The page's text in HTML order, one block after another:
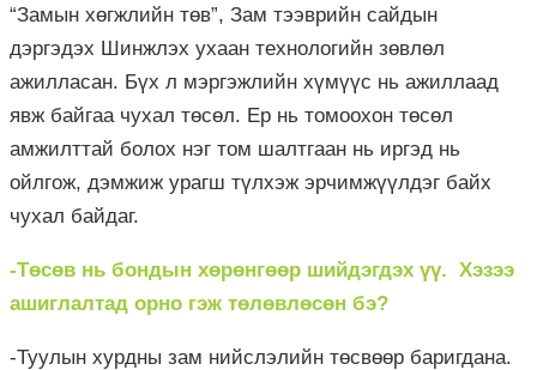
“Замын хөгжлийн төв”, Зам тээврийн сайдын
дэргэдэх Шинжлэх ухаан технологийн зөвлөл
ажилласан. Бүх л мэргэжлийн хүмүүс нь ажиллаад
явж байгаа чухал төсөл. Ер нь томоохон төсөл
амжилттай болох нэг том шалтгаан нь иргэд нь
ойлгож, дэмжиж урагш түлхэж эрчимжүүлдэг байх
чухал байдаг.
-Төсөв нь бондын хөрөнгөөр шийдэгдэх үү. Хэзээ
ашиглалтад орно гэж төлөвлөсөн бэ?
-Туулын хурдны зам нийслэлийн төсвөөр баригдана.